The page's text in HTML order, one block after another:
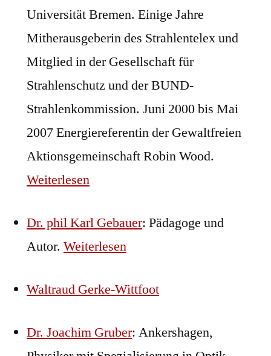
Universität Bremen. Einige Jahre
Mitherausgeberin des Strahlentelex und
Mitglied in der Gesellschaft für
Strahlenschutz und der BUND-
Strahlenkommission. Juni 2000 bis Mai
2007 Energiereferentin der Gewaltfreien
Aktionsgemeinschaft Robin Wood.
Weiterlesen
Dr. phil Karl Gebauer: Pädagoge und
Autor. Weiterlesen
Waltraud Gerke-Wittfoot
Dr. Joachim Gruber: Ankershagen,